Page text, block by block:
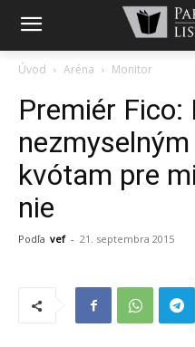
Úvod Aréna Monitor
Premiér
kvótam pre
nie
Podľa vef - 21. septembra 2015